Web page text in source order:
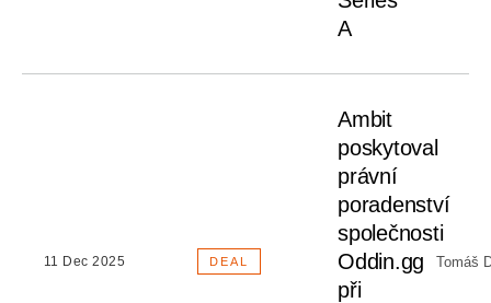
A
11 Dec 2025 DEAL
Ambit
poskytoval
právní
poradenství
společnosti
Oddin.gg
při
Tomáš